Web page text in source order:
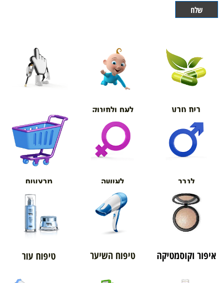
בית טבע לאם ולתינוק
אורטופדיה
לגבר לאישה מבצעים
איפור וקוסמטיקה טיפוח השיער טיפוח עור